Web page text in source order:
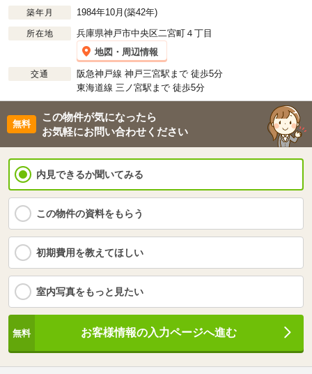
築年月 1984年10月(築42年)
所在地
兵庫県神戸市中央区二宮町４丁目
地図・周辺情報
交通
阪急神戸線 神戸三宮駅まで 徒歩5分
東海道線 三ノ宮駅まで 徒歩5分
この物件が気になったら
お気軽にお問い合わせください
内見できるか聞いてみる
この物件の資料をもらう
初期費用を教えてほしい
室内写真をもっと見たい
お客様情報の入力ページへ進む